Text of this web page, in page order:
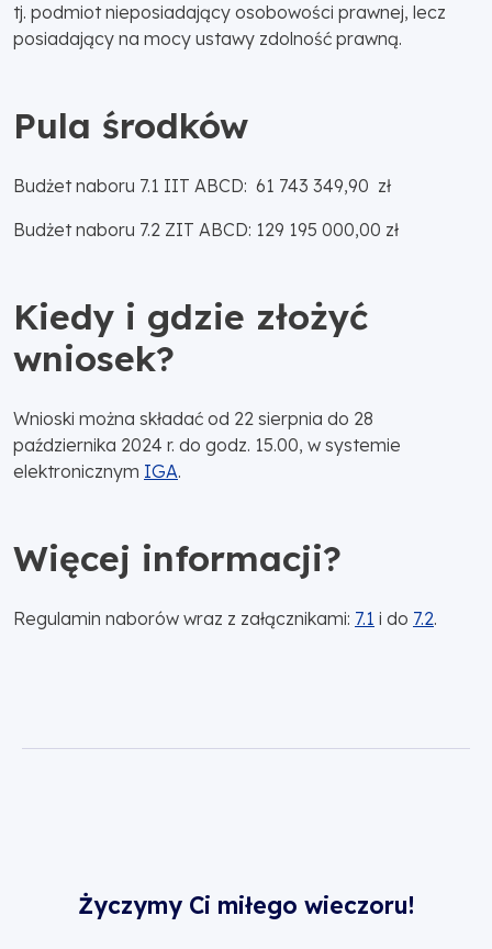
tj. podmiot nieposiadający osobowości prawnej, lecz
posiadający na mocy ustawy zdolność prawną.
Pula środków
Budżet naboru 7.1 IIT ABCD: 61 743 349,90 zł
Budżet naboru 7.2 ZIT ABCD: 129 195 000,00 zł
Kiedy i gdzie złożyć
wniosek?
Wnioski można składać od 22 sierpnia do 28
października 2024 r. do godz. 15.00, w systemie
elektronicznym IGA.
Więcej informacji?
Regulamin naborów wraz z załącznikami: 7.1 i do 7.2.
Życzymy Ci miłego wieczoru!